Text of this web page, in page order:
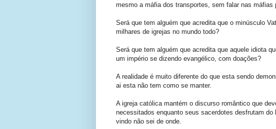
mesmo a máfia dos transportes, sem falar nas máfias
Será que tem alguém que acredita que o minúsculo
milhares de igrejas no mundo todo?
Será que tem alguém que acredita que aquele idiota
um império se dizendo evangélico, com doações?
A realidade é muito diferente do que esta sendo
ai esta não tem como se manter.
A igreja católica mantém o discurso romântico que
necessitados enquanto seus sacerdotes desfrutam
vindo não sei de onde.